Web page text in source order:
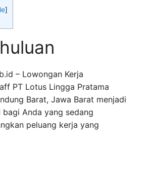
]
– Lowongan Kerja
PT Lotus Lingga Pratama
Barat, Jawa Barat menjadi
bagi Anda yang sedang
peluang kerja yang